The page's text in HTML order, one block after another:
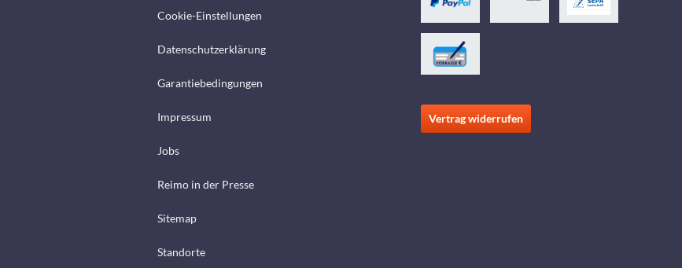
Cookie-Einstellungen
Datenschutzerklärung
Garantiebedingungen
Impressum
Jobs
Reimo in der Presse
Sitemap
Standorte
Vertrag widerrufen